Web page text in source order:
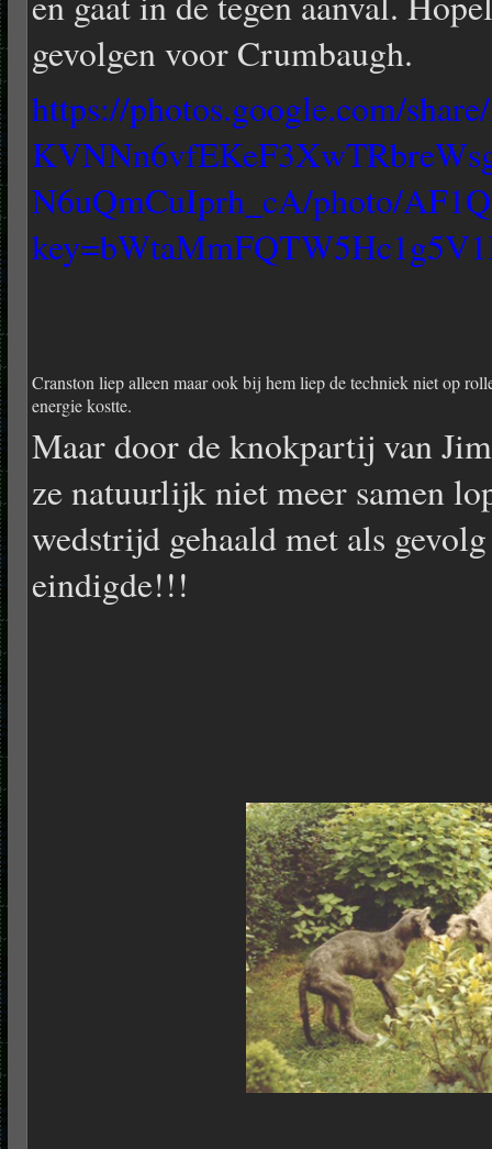
gevolgen voor Crumbaugh.
https://photos.google.com/
N6uQmCuIprh_cA/photo/
Cranston liep alleen maar ook bij hem liep de techniek niet op
energie kostte.
Maar door de knokpartij van
ze natuurlijk niet meer samen
wedstrijd gehaald met als
eindigde!!!